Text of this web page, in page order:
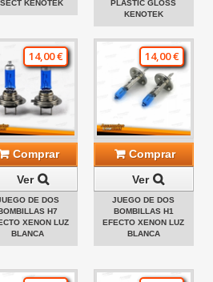
KENOTEK
PLASTIC GLOSS
KENOTEK
14,00 €
Comprar
Ver
DE DOS
H7
XENON LUZ
BLANCA
14,00 €
Comprar
Ver
JUEGO DE DOS
BOMBILLAS H1
EFECTO XENON LUZ
BLANCA